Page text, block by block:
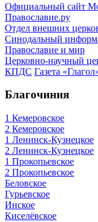
Официальный сайт
Православие.ру
Отдел внешних
Синодальный
Православие и мир
Церковно-научный
КПДС Газета
Благочиния
1 Кемеровское
2 Кемеровское
1 Ленинск-Кузнецкое
2 Ленинск-Кузнецкое
1 Прокопьевское
2 Прокопьевское
Беловское
Гурьевское
Инское
Киселёвское